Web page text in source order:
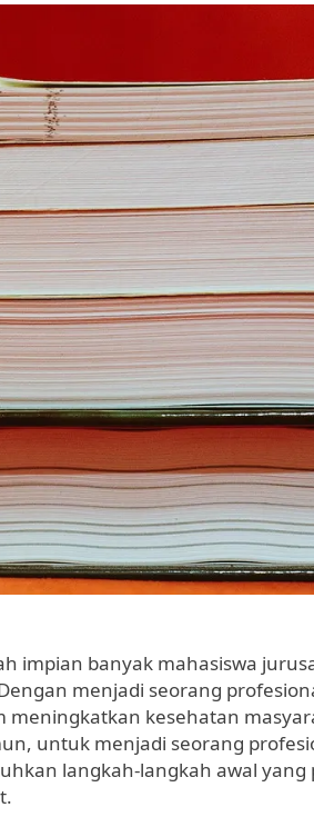
impian banyak mahasiswa
menjadi seorang
meningkatkan kesehatan
untuk menjadi seorang
langkah-langkah awal yang